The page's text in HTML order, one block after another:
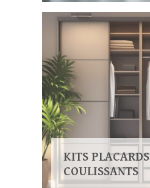
KITS PLACARDS
COULISSANTS